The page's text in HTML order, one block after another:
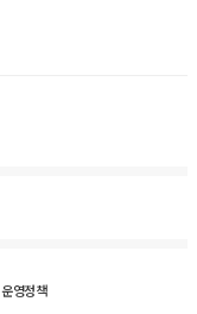
운영정책